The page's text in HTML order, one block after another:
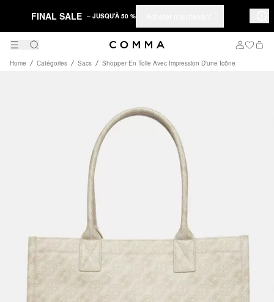
FINAL SALE – JUSQU'À 50 %
Home Catégories Sacs Shopper En Toile Avec Impression D'une Icône